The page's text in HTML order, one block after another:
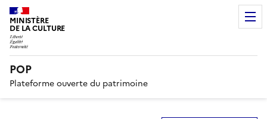
MINISTÈRE
DE LA CULTURE
POP
Plateforme ouverte du patrimoine